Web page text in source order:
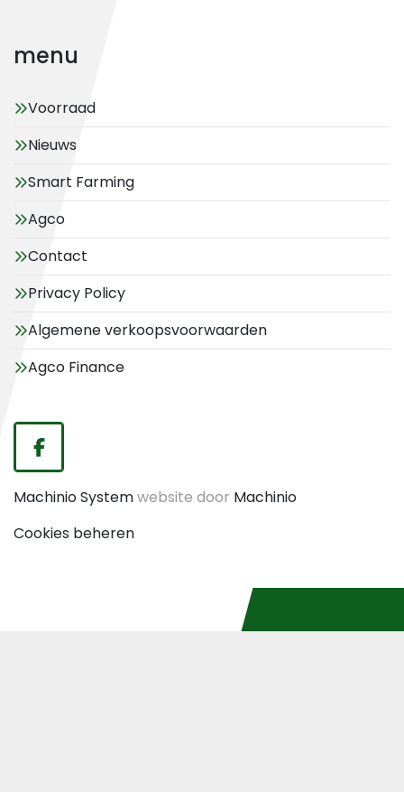
menu
Voorraad
Nieuws
Smart Farming
Agco
Contact
Privacy Policy
Algemene verkoopsvoorwaarden
Agco Finance
facebook
Machinio Systemwebsite door Machinio
Cookies beheren